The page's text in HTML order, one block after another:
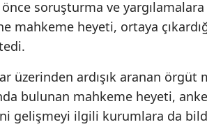
soruşturma ve
mahkeme heyeti, ortaya
üzerinden ardışık aranan örgüt
bulunan mahkeme heyeti,
gelişmeyi ilgili kurumlara da